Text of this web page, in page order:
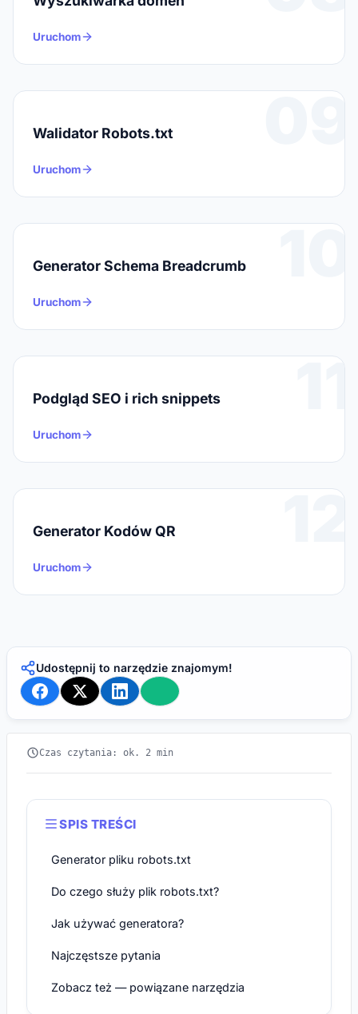
Uruchom
09
Walidator Robots.txt
Uruchom
10
Generator Schema Breadcrumb
Uruchom
11
Podgląd SEO i rich snippets
Uruchom
12
Generator Kodów QR
Uruchom
Udostępnij to narzędzie znajomym!
Czas czytania: ok. 2 min
SPIS TREŚCI
Generator pliku robots.txt
Do czego służy plik robots.txt?
Jak używać generatora?
Najczęstsze pytania
Zobacz też — powiązane narzędzia